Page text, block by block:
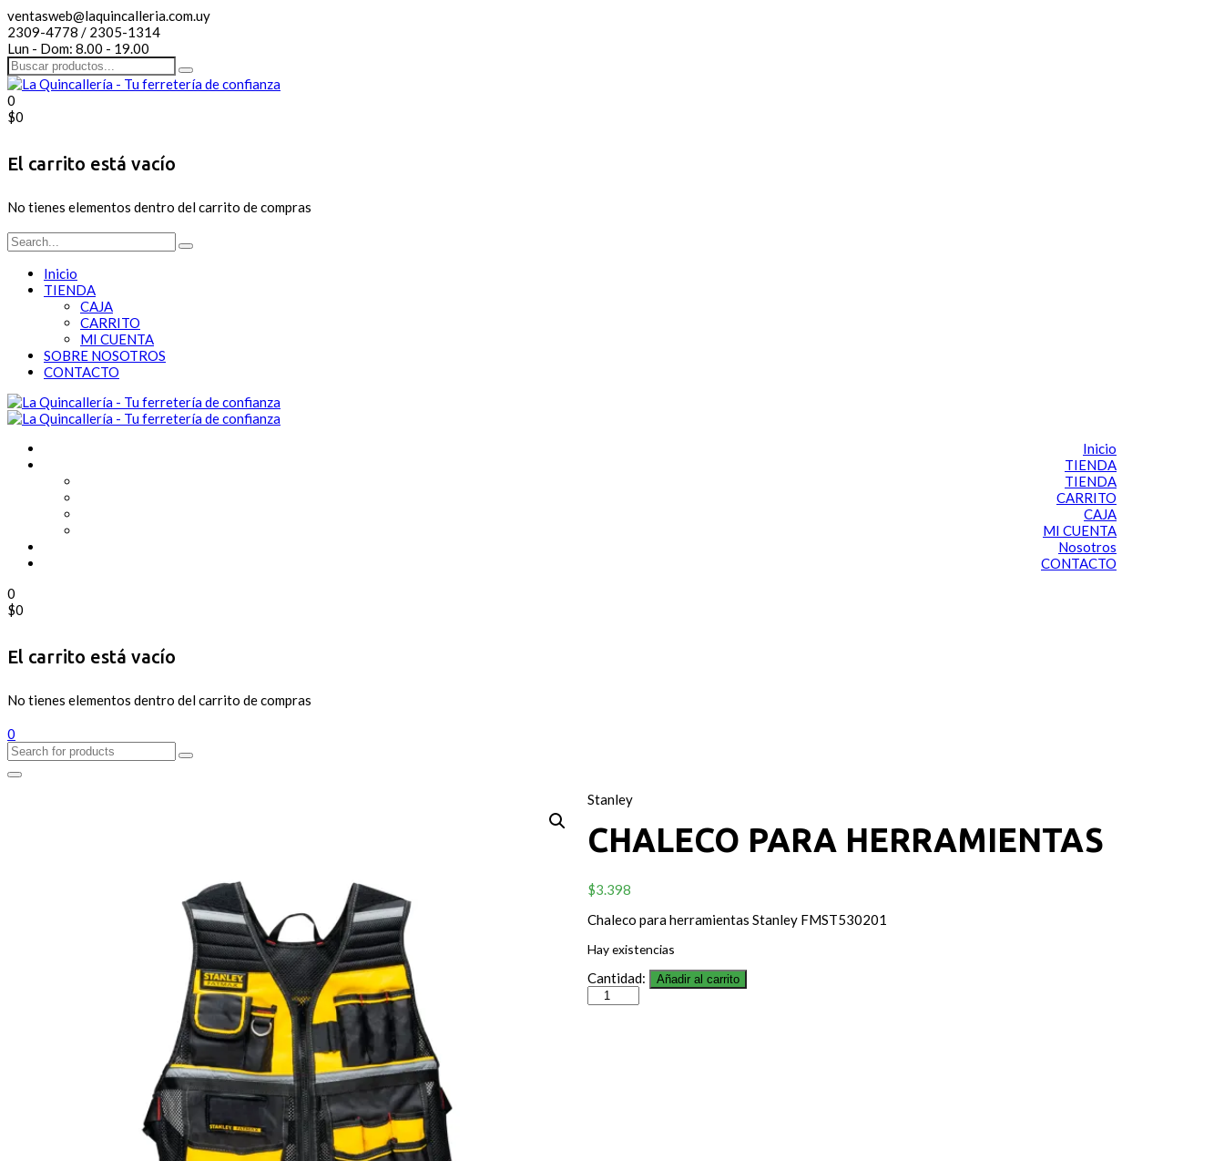
ventasweb@laquincalleria.com.uy
2309-4778 / 2305-1314
Lun - Dom: 8.00 - 19.00
0
$0
El carrito está vacío
No tienes elementos dentro del carrito de compras
Inicio
TIENDA
CAJA
CARRITO
MI CUENTA
SOBRE NOSOTROS
CONTACTO
Inicio
TIENDA
TIENDA
CARRITO
CAJA
MI CUENTA
Nosotros
CONTACTO
0
$0
El carrito está vacío
No tienes elementos dentro del carrito de compras
0
Stanley
CHALECO PARA HERRAMIENTAS
$3.398
Chaleco para herramientas Stanley FMST530201
Hay existencias
Cantidad: Añadir al carrito